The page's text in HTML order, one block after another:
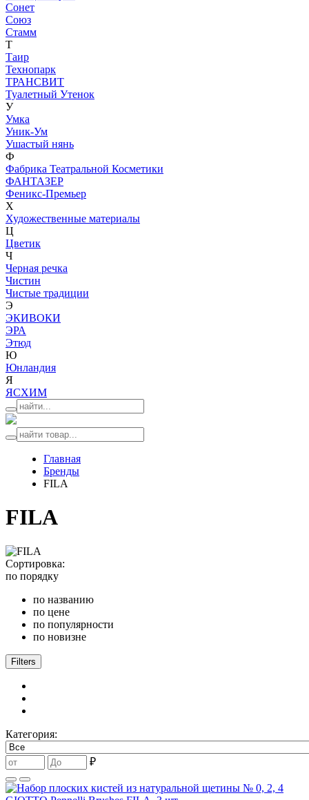
Сонет
Союз
Стамм
Т
Таир
Технопарк
ТРАНСВИТ
Туалетный Утенок
У
Умка
Уник-Ум
Ушастый нянь
Ф
Фабрика Театральной Косметики
ФАНТАЗЕР
Феникс-Премьер
Х
Художественные материалы
Ц
Цветик
Ч
Черная речка
Чистин
Чистые традиции
Э
ЭКИВОКИ
ЭРА
Этюд
Ю
Юнландия
Я
ЯСХИМ
Главная
Бренды
FILA
FILA
Сортировка:
по порядку
по названию
по цене
по популярности
по новизне
Filters
Категория:
₽